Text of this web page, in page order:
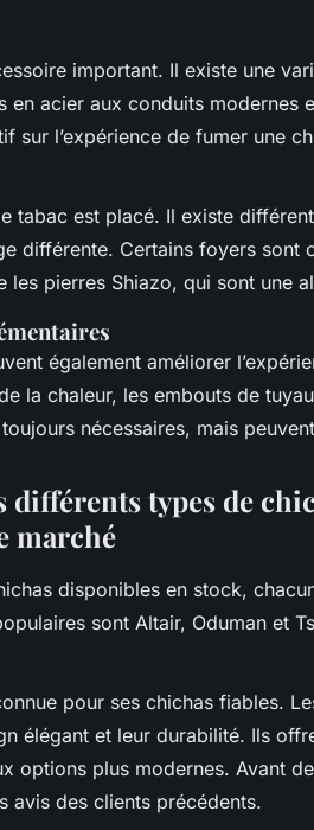
important. Il existe une
en acier aux conduits modernes
sur l’expérience de fumer une
tabac est placé. Il existe
différente. Certains foyers sont
les pierres Shiazo, qui sont une
également améliorer
la chaleur, les embouts de
nécessaires, mais
différents types de
marché
disponibles en stock,
sont Altair, Oduman et
pour ses chichas fiables.
élégant et leur durabilité. Ils
options plus modernes. Avant
avis des clients précédents.